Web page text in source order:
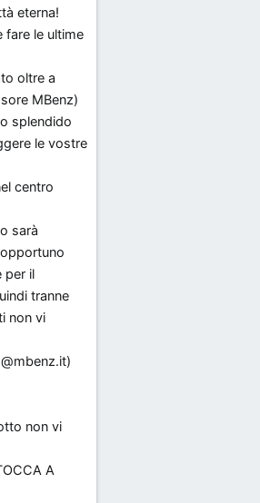
eterna!
fare le ultime
oltre a
MBenz)
splendido
le vostre
centro
sarà
per il
tranne
non vi
non vi
A